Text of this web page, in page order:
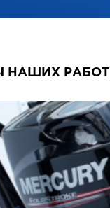
НАШИХ РАБОТ